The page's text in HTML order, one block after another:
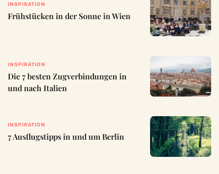
INSPIRATION
Frühstücken in der Sonne in Wien
INSPIRATION
Die 7 besten Zugverbindungen in
und nach Italien
INSPIRATION
7 Ausflugstipps in und um Berlin